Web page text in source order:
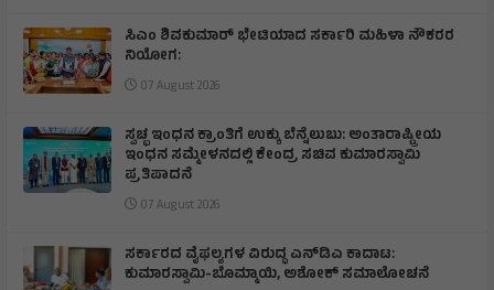
ಸಿಎಂ ಶಿವಕುಮಾರ್‌ ಭೇಟಿಯಾದ ಸರ್ಕಾರಿ ಮಹಿಳಾ ನೌಕರರ
ನಿಯೋಗ:
07 August 2026
ಸ್ವಚ್ಛ ಇಂಧನ ಕ್ರಾಂತಿಗೆ ಉಕ್ಕು ಬೆನ್ನೆಲುಬು: ಅಂತಾರಾಷ್ಟ್ರೀಯ
ಇಂಧನ ಸಮ್ಮೇಳನದಲ್ಲಿ ಕೇಂದ್ರ ಸಚಿವ ಕುಮಾರಸ್ವಾಮಿ
ಪ್ರತಿಪಾದನೆ
07 August 2026
ಸರ್ಕಾರದ ವೈಫಲ್ಯಗಳ ವಿರುದ್ಧ ಎನ್‌ಡಿಎ ಕಾದಾಟ:
ಕುಮಾರಸ್ವಾಮಿ-ಬೊಮ್ಮಾಯಿ, ಅಶೋಕ್ ಸಮಾಲೋಚನೆ